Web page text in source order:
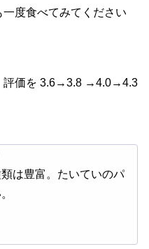
度食べてみてください
評価を 3.6→3.8 →4.0→4.3
は豊富。たいていのパ